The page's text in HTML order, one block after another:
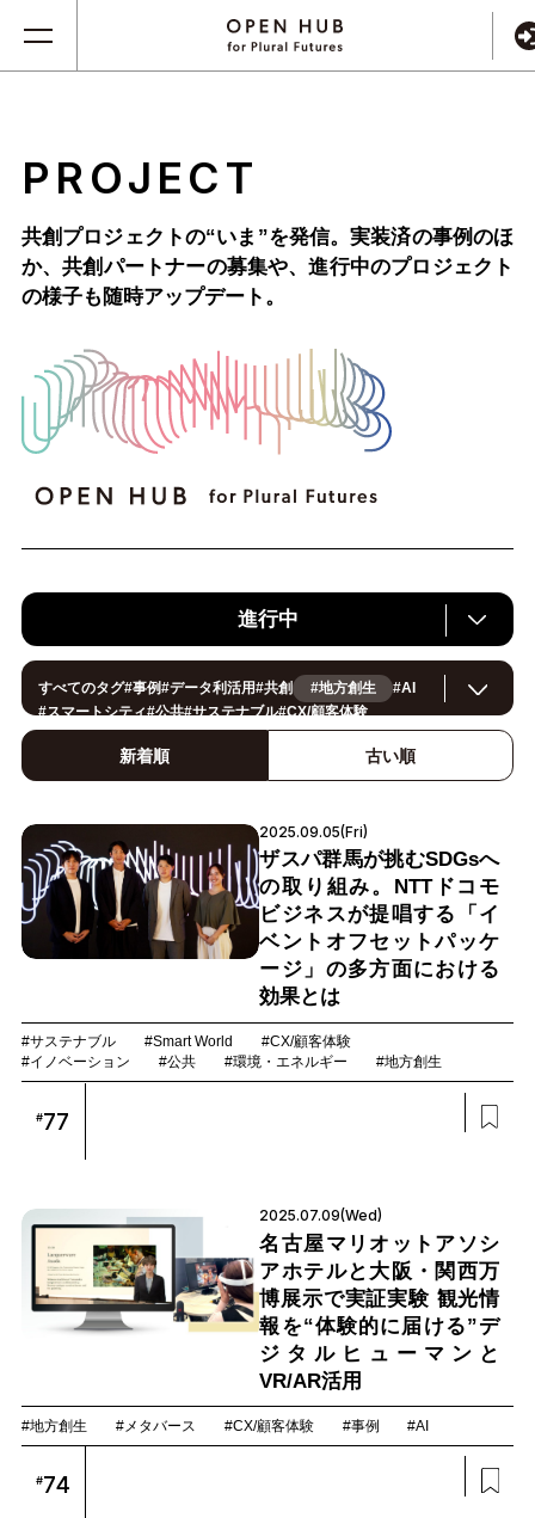
PROJECT
共創プロジェクトの“いま”を発信。実装済の事例のほ
か、共創パートナーの募集や、進行中のプロジェクト
の様子も随時アップデート。
進行中
すべてのタグ#事例#データ利活用#共創 #地方創生 #AI
#スマートシティ#公共#サステナブル#CX/顧客体験
#ヘルスケア#環境・エネルギー#働き方改革
イノベーション#IoT
スマートファクトリー
新着順 古い順
2025.09.05(Fri)
ザスパ群馬が挑むSDGsへ
の取り組み。NTTドコモ
ビジネスが提唱する「イ
ベントオフセットパッケ
ージ」の多方面における
効果とは
#サステナブル #Smart World
#CX/顧客体験
#イノベーション
#公共 #環境・エネルギー #地方創生
#77
2025.07.09(Wed)
名古屋マリオットアソシ
アホテルと大阪・関西万
博展示で実証実験 観光情
報を“体験的に届ける”デ
ジタルヒューマンと
VR/AR活用
#地方創生 #メタバース #CX/顧客体験 #事例 #AI
#74